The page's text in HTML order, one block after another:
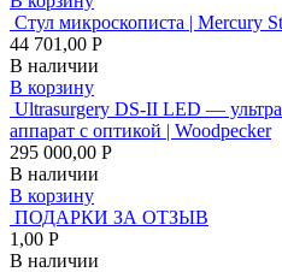
Стул микроскописта | Mercury
44 701,00 Р
В наличии
В корзину
Ultrasurgery DS-II LED —
аппарат с оптикой | Woodpecker
295 000,00 Р
В наличии
В корзину
ПОДАРКИ ЗА ОТЗЫВ
1,00 Р
В наличии